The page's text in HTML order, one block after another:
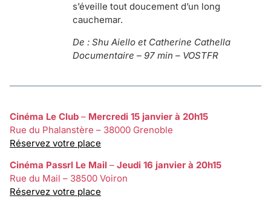
s’éveille tout doucement d’un long
cauchemar.
De : Shu Aiello et Catherine Cathella
Documentaire – 97 min – VOSTFR
Cinéma Le Club – Mercredi 15 janvier à 20h15
Rue du Phalanstère – 38000 Grenoble
Réservez votre place
Cinéma Passrl Le Mail – Jeudi 16 janvier à 20h15
Rue du Mail – 38500 Voiron
Réservez votre place